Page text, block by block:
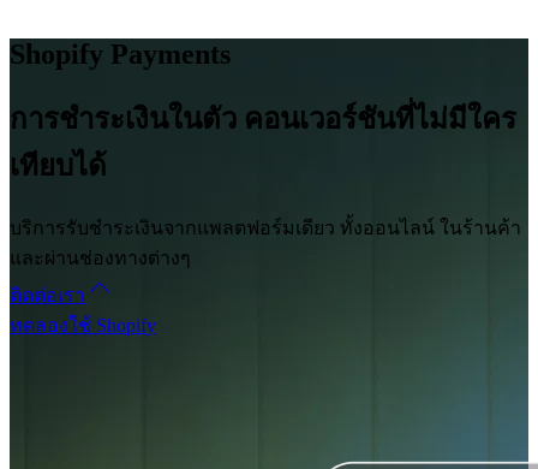
Shopify Payments
การชำระเงินในตัว คอนเวอร์ชันที่ไม่มีใคร
เทียบได้
บริการรับชำระเงินจากแพลตฟอร์มเดียว ทั้งออนไลน์ ในร้านค้า
และผ่านช่องทางต่างๆ
ติดต่อเรา
ทดลองใช้ Shopify